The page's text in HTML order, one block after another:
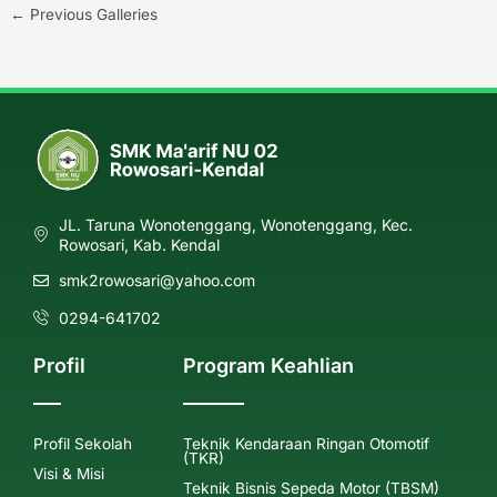
← Previous Galleries
JL. Taruna Wonotenggang, Wonotenggang, Kec.
Rowosari, Kab. Kendal
smk2rowosari@yahoo.com
0294-641702
Profil
Profil Sekolah
Visi & Misi
Program Keahlian
Teknik Kendaraan Ringan Otomotif
(TKR)
Teknik Bisnis Sepeda Motor (TBSM)